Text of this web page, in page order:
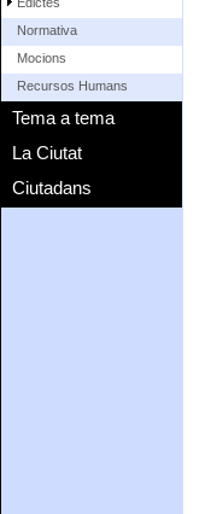
Normativa
Mocions
Recursos Humans
Tema a tema
La Ciutat
Ciutadans